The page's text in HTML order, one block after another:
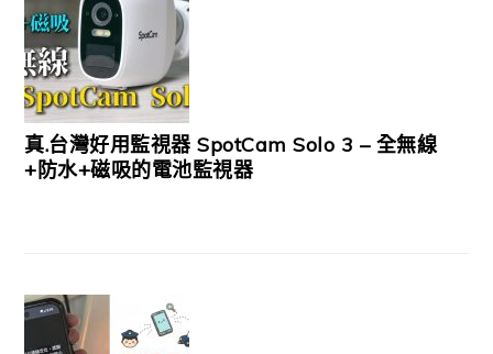
真.台灣好用監視器 SpotCam Solo 3 – 全無線
+防水+磁吸的電池監視器